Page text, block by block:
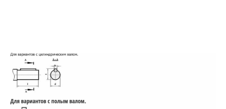
Подобрать редуктор